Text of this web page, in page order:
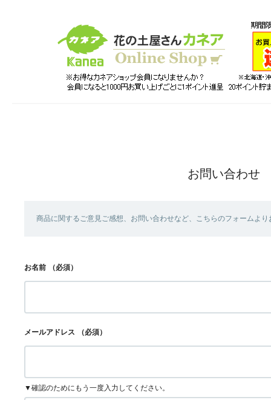
お問い合わせ
商品に関するご意見ご感想、お問い合わせなど、こちらのフォームよ
お名前 （必須）
メールアドレス （必須）
▼確認のためにもう一度入力してください。